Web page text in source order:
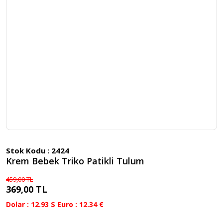
Stok Kodu : 2424
Krem Bebek Triko Patikli Tulum
459,00 TL
369,00 TL
Dolar : 12.93 $ Euro : 12.34 €